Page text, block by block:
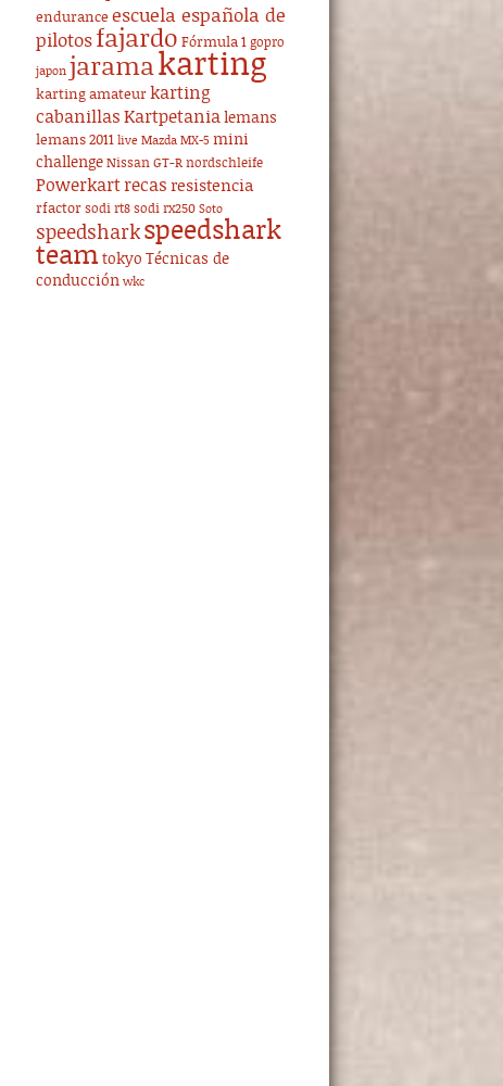
endurance escuela española de
pilotos fajardo Fórmula 1 gopro
japon jaramakarting
karting amateur karting
cabanillas Kartpetanialemans
lemans 2011 live Mazda MX-5 mini
challenge Nissan GT-R nordschleife
Powerkart recas resistencia
rfactor sodi rt8 sodi rx250 Soto
speedshark speedshark
team tokyo Técnicas de
conducción wkc